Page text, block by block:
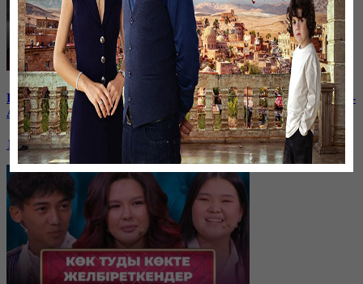
Балам мектептегі буллингтен кейін өзгеріп кетті | «Қыздар-
Ай»
19 декабря, 17:00